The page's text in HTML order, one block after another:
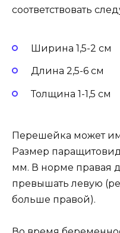
соответствовать
Ширина 1,5-2 см
Длина 2,5-6 см
Толщина 1-1,5 см
Перешейка может
Размер
мм. В норме правая
превышать левую
больше правой).